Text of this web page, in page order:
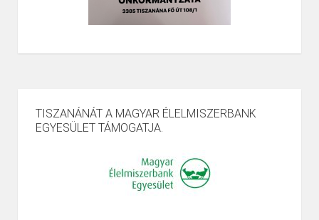
TISZANÁNÁT A MAGYAR ÉLELMISZERBANK
EGYESÜLET TÁMOGATJA.